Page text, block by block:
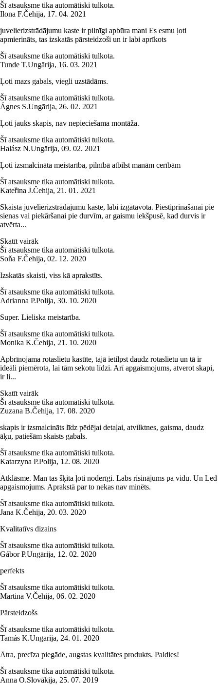
Šī atsauksme tika automātiski tulkota.
Ilona F.Čehija, 17. 04. 2021
juvelierizstrādājumu kaste ir pilnīgi apbūra mani Es esmu ļoti
apmierināts, tas izskatās pārsteidzoši un ir labi aprīkots
Šī atsauksme tika automātiski tulkota.
Tunde T.Ungārija, 16. 03. 2021
Ļoti mazs gabals, viegli uzstādāms.
Šī atsauksme tika automātiski tulkota.
Ágnes S.Ungārija, 26. 02. 2021
Ļoti jauks skapis, nav nepieciešama montāža.
Šī atsauksme tika automātiski tulkota.
Halász N.Ungārija, 09. 02. 2021
Ļoti izsmalcināta meistarība, pilnībā atbilst manām cerībām
Šī atsauksme tika automātiski tulkota.
Kateřina J.Čehija, 21. 01. 2021
Skaista juvelierizstrādājumu kaste, labi izgatavota. Piestiprināšanai pie
sienas vai piekāršanai pie durvīm, ar gaismu iekšpusē, kad durvis ir
atvērta...
Skatīt vairāk
Šī atsauksme tika automātiski tulkota.
Soňa F.Čehija, 02. 12. 2020
Izskatās skaisti, viss kā aprakstīts.
Šī atsauksme tika automātiski tulkota.
Adrianna P.Polija, 30. 10. 2020
Super. Lieliska meistarība.
Šī atsauksme tika automātiski tulkota.
Monika K.Čehija, 21. 10. 2020
Apbrīnojama rotaslietu kastīte, tajā ietilpst daudz rotaslietu un tā ir
ideāli piemērota, lai tām sekotu līdzi. Arī apgaismojums, atverot skapi,
ir li...
Skatīt vairāk
Šī atsauksme tika automātiski tulkota.
Zuzana B.Čehija, 17. 08. 2020
skapis ir izsmalcināts līdz pēdējai detaļai, atvilktnes, gaisma, daudz
āķu, patiešām skaists gabals.
Šī atsauksme tika automātiski tulkota.
Katarzyna P.Polija, 12. 08. 2020
Atklāsme. Man tas šķita ļoti noderīgi. Labs risinājums pa vidu. Un Led
apgaismojums. Aprakstā par to nekas nav minēts.
Šī atsauksme tika automātiski tulkota.
Jana K.Čehija, 20. 03. 2020
Kvalitatīvs dizains
Šī atsauksme tika automātiski tulkota.
Gábor P.Ungārija, 12. 02. 2020
perfekts
Šī atsauksme tika automātiski tulkota.
Martina V.Čehija, 06. 02. 2020
Pārsteidzošs
Šī atsauksme tika automātiski tulkota.
Tamás K.Ungārija, 24. 01. 2020
Ātra, precīza piegāde, augstas kvalitātes produkts. Paldies!
Šī atsauksme tika automātiski tulkota.
Anna O.Slovākija, 25. 07. 2019